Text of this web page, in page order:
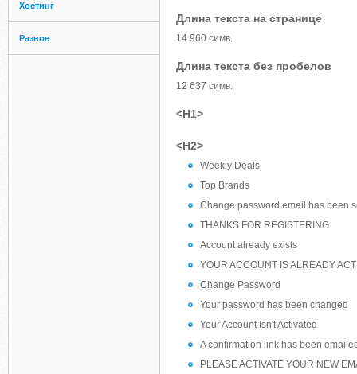
Хостинг
Разное
Длина текста на странице
14 960 симв.
Длина текста без пробелов
12 637 симв.
<H1>
<H2>
Weekly Deals
Top Brands
Change password email has been
THANKS FOR REGISTERING
Account already exists
YOUR ACCOUNT IS ALREADY
Change Password
Your password has been changed
Your Account Isn't Activated
A confirmation link has been
PLEASE ACTIVATE YOUR NEW